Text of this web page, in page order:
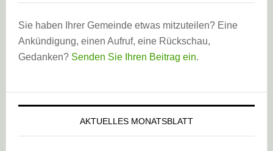
Sie haben Ihrer Gemeinde etwas mitzuteilen? Eine
Ankündigung, einen Aufruf, eine Rückschau,
Gedanken? Senden Sie Ihren Beitrag ein.
AKTUELLES MONATSBLATT